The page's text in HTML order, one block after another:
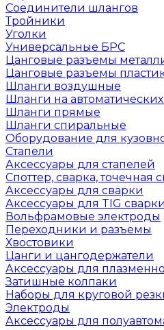
Соединители шлангов
Тройники
Уголки
Универсальные БРС
Цанговые разъемы
Цанговые разъемы
Шланги воздушные
Шланги на
Шланги прямые
Шланги спиральные
Оборудование для
Стапели
Аксессуары для стапелей
Споттер, сварка, точечная
Аксессуары для сварки
Аксессуары для TIG сварки
Вольфрамовые электроды
Переходники и разъемы
Хвостовики
Цанги и цангодержатели
Аксессуары для
Затишные колпаки
Наборы для круговой
Электроды
Аксессуары для